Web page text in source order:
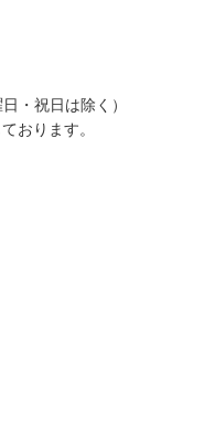
・祝日は除く）
おります。